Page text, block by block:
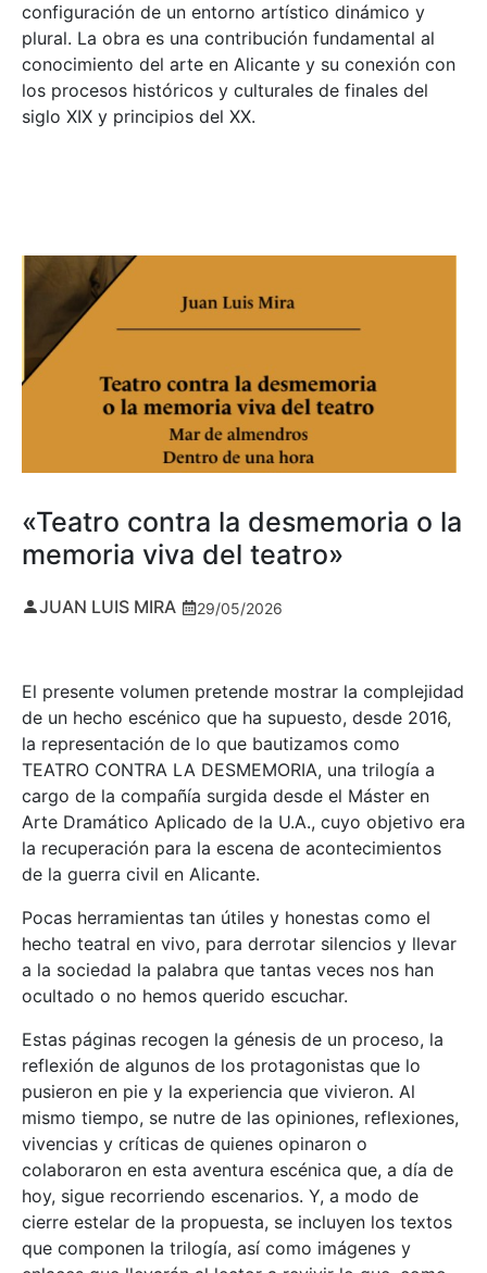
configuración de un entorno artístico dinámico y
plural. La obra es una contribución fundamental al
conocimiento del arte en Alicante y su conexión con
los procesos históricos y culturales de finales del
siglo XIX y principios del XX.
«Teatro contra la desmemoria o la
memoria viva del teatro»
JUAN LUIS MIRA 29/05/2026
El presente volumen pretende mostrar la complejidad
de un hecho escénico que ha supuesto, desde 2016,
la representación de lo que bautizamos como
TEATRO CONTRA LA DESMEMORIA, una trilogía a
cargo de la compañía surgida desde el Máster en
Arte Dramático Aplicado de la U.A., cuyo objetivo era
la recuperación para la escena de acontecimientos
de la guerra civil en Alicante.
Pocas herramientas tan útiles y honestas como el
hecho teatral en vivo, para derrotar silencios y llevar
a la sociedad la palabra que tantas veces nos han
ocultado o no hemos querido escuchar.
Estas páginas recogen la génesis de un proceso, la
reflexión de algunos de los protagonistas que lo
pusieron en pie y la experiencia que vivieron. Al
mismo tiempo, se nutre de las opiniones, reflexiones,
vivencias y críticas de quienes opinaron o
colaboraron en esta aventura escénica que, a día de
hoy, sigue recorriendo escenarios. Y, a modo de
cierre estelar de la propuesta, se incluyen los textos
que componen la trilogía, así como imágenes y